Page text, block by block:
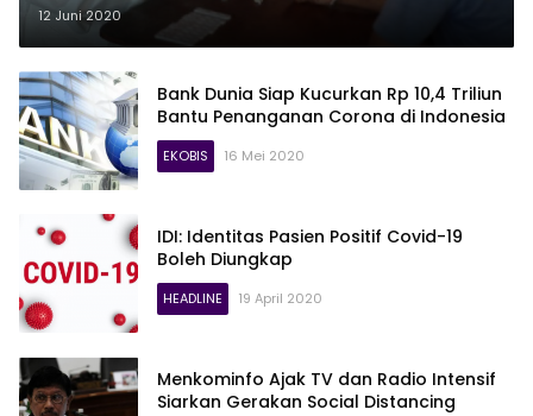
12 Juni 2020
Bank Dunia Siap Kucurkan Rp 10,4 Triliun
Bantu Penanganan Corona di Indonesia
EKOBIS 16 Mei 2020
IDI: Identitas Pasien Positif Covid-19
Boleh Diungkap
HEADLINE 19 April 2020
Menkominfo Ajak TV dan Radio Intensif
Siarkan Gerakan Social Distancing